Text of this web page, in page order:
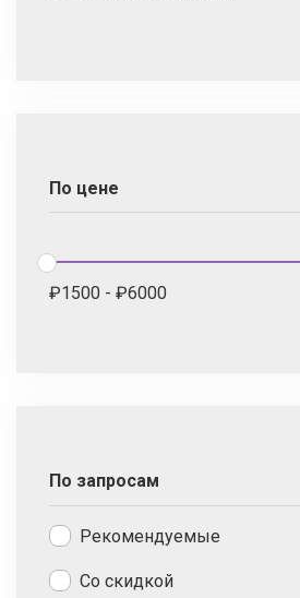
По цене
₽1500 - ₽6000
По запросам
Рекомендуемые
Со скидкой